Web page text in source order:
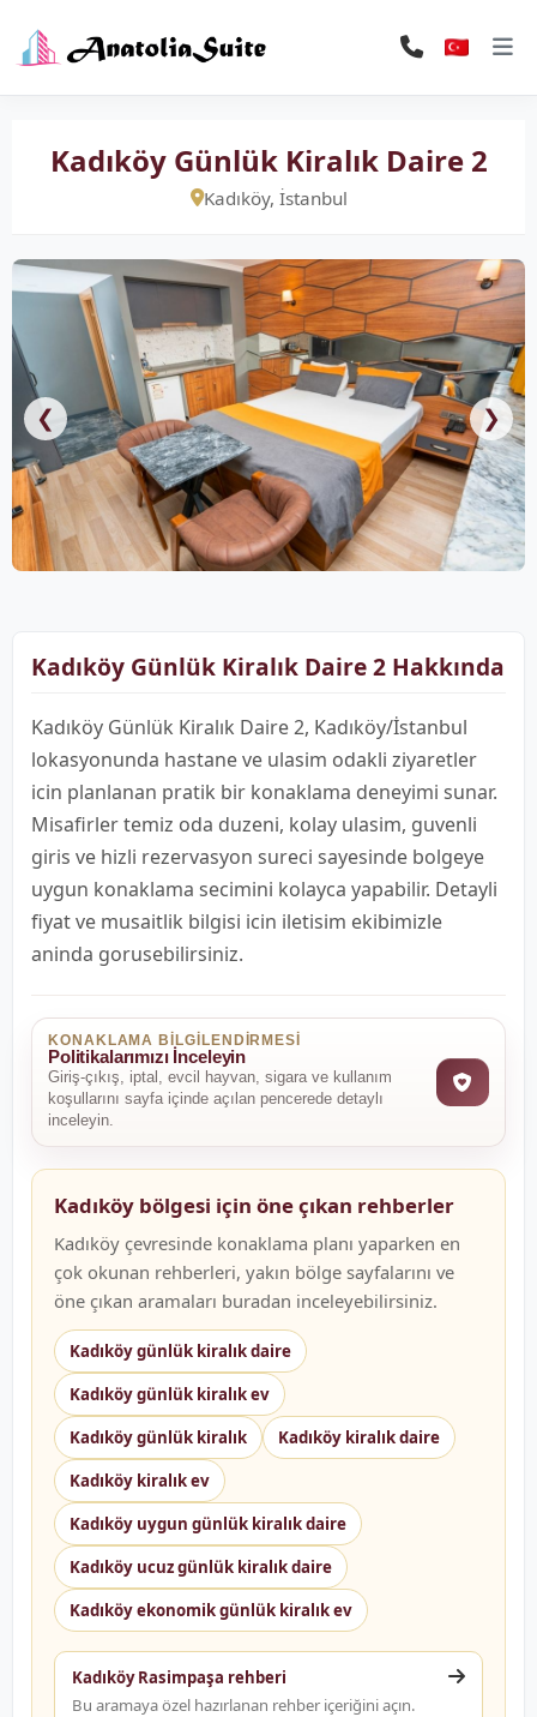
Kadıköy Günlük Kiralık Daire 2
Kadıköy, İstanbul
❮ ❯
Kadıköy Günlük Kiralık Daire 2 Hakkında
Kadıköy Günlük Kiralık Daire 2, Kadıköy/İstanbul
lokasyonunda hastane ve ulasim odakli ziyaretler
icin planlanan pratik bir konaklama deneyimi sunar.
Misafirler temiz oda duzeni, kolay ulasim, guvenli
giris ve hizli rezervasyon sureci sayesinde bolgeye
uygun konaklama secimini kolayca yapabilir. Detayli
fiyat ve musaitlik bilgisi icin iletisim ekibimizle
aninda gorusebilirsiniz.
KONAKLAMA BILGILENDIRMESI
Politikalarımızı İnceleyin
Giriş-çıkış, iptal, evcil hayvan, sigara ve kullanım
koşullarını sayfa içinde açılan pencerede detaylı
inceleyin.
Kadıköy bölgesi için öne çıkan rehberler
Kadıköy çevresinde konaklama planı yaparken en
çok okunan rehberleri, yakın bölge sayfalarını ve
öne çıkan aramaları buradan inceleyebilirsiniz.
Kadıköy günlük kiralık daire
Kadıköy günlük kiralık ev
Kadıköy günlük kiralık
Kadıköy kiralık daire
Kadıköy kiralık ev
Kadıköy uygun günlük kiralık daire
Kadıköy ucuz günlük kiralık daire
Kadıköy ekonomik günlük kiralık ev
Kadıköy Rasimpaşa rehberi
Bu aramaya özel hazırlanan rehber içeriğini açın.